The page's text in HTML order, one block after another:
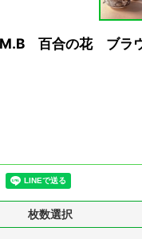
百合の花 ブラ
枚数選択